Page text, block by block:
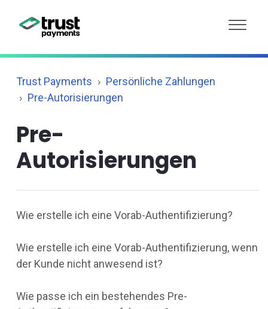
Trust Payments
Persönliche Zahlungen
Pre-Autorisierungen
Pre-
Autorisierungen
Wie erstelle ich eine Vorab-Authentifizierung?
Wie erstelle ich eine Vorab-Authentifizierung, wenn
der Kunde nicht anwesend ist?
Wie passe ich ein bestehendes Pre-